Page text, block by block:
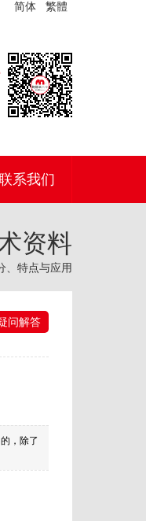
简体 繁體
系我们
资料
、特点与应用
问解答
，除了